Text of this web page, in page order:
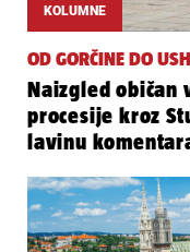
KOLUMNE
OD GORČINE DO
Naizgled običan
procesije kroz
lavinu